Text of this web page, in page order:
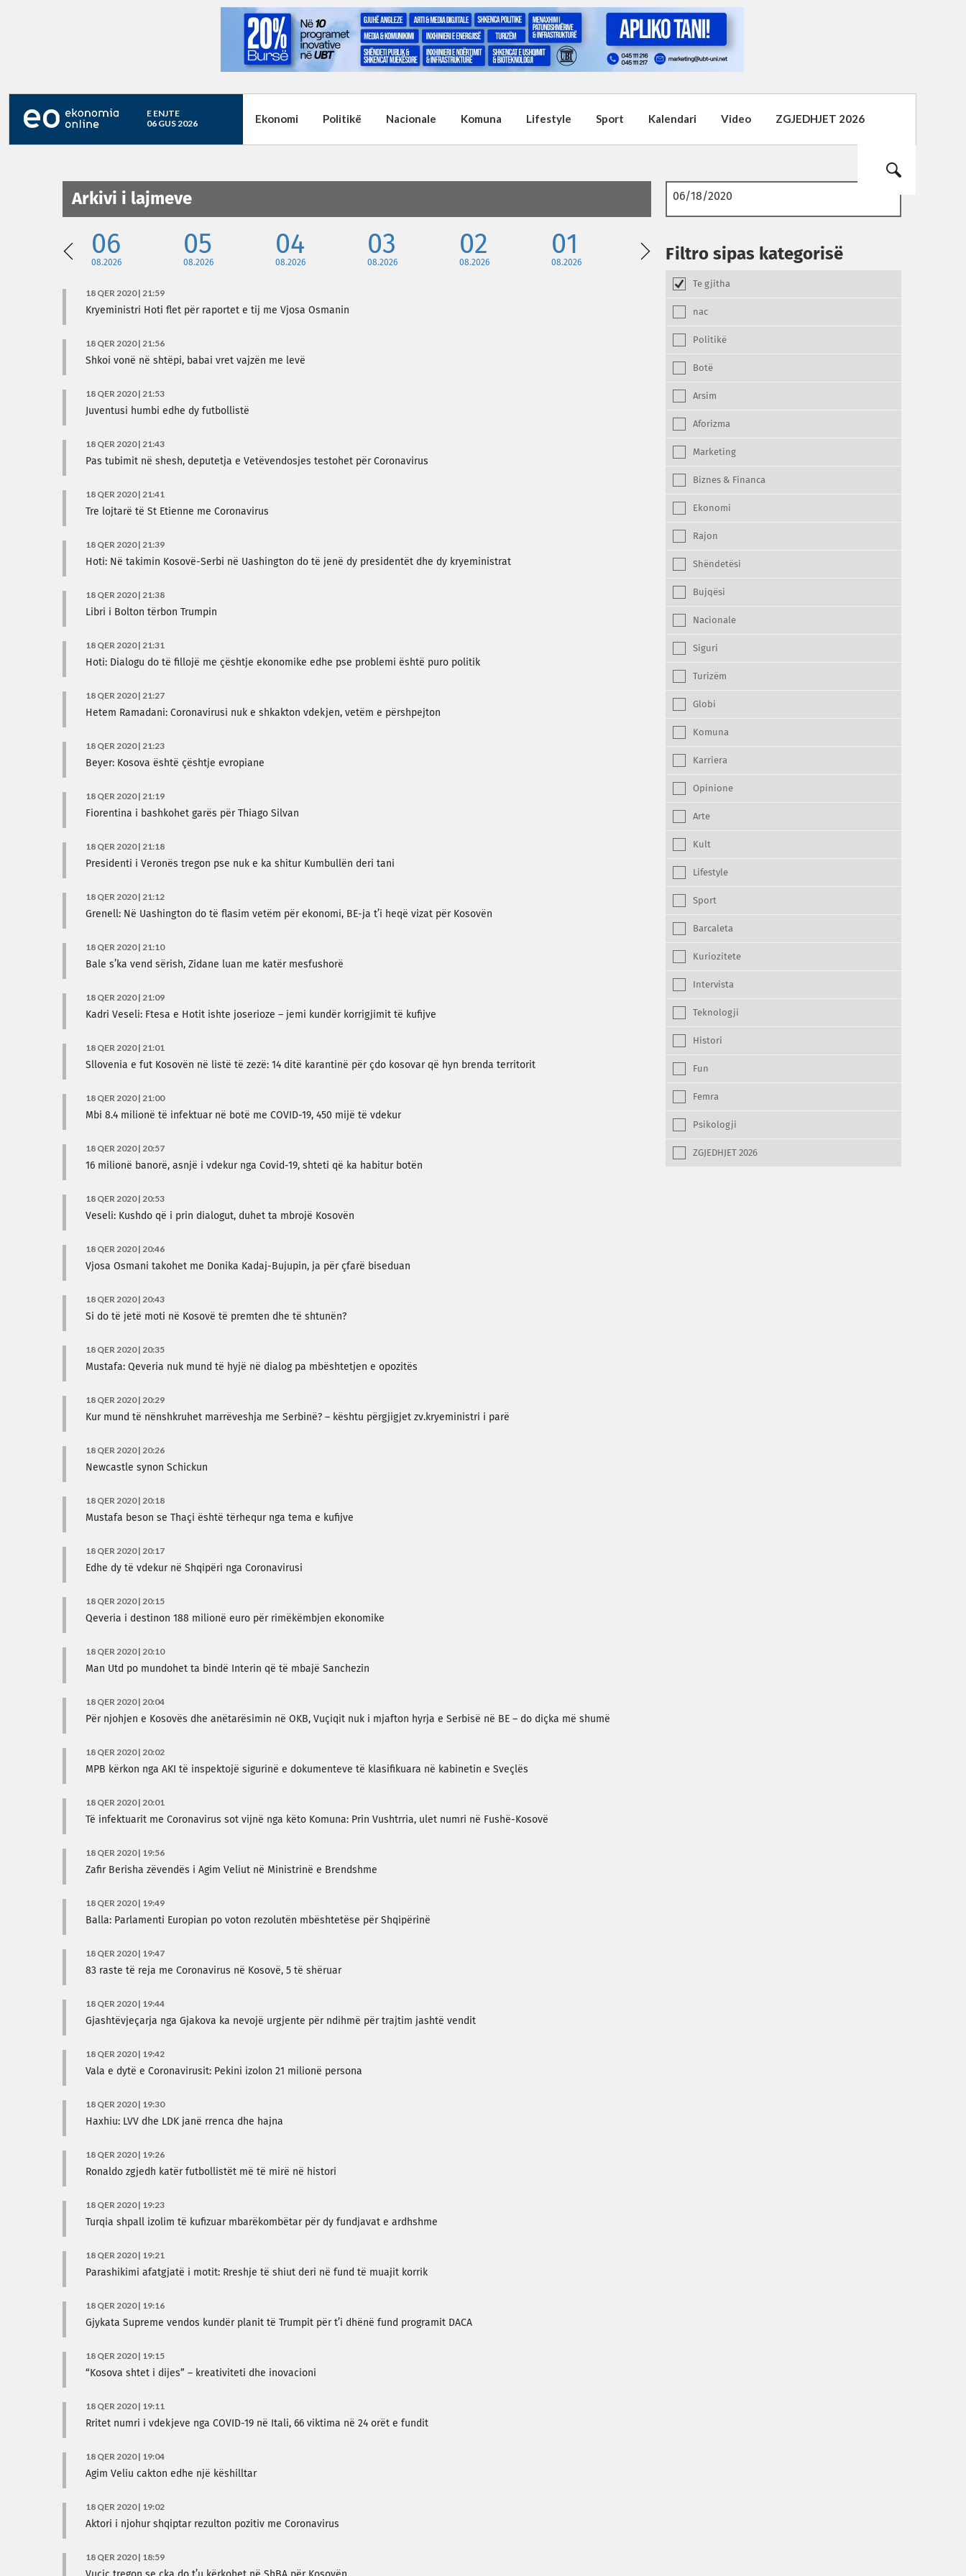
E ENJTE
06 GUS 2026
Ekonomi Politikë Nacionale Komuna Lifestyle Sport Kalendari Video ZGJEDHJET 2026
Arkivi i lajmeve
06
08.2026
05
08.2026
04
08.2026
03
08.2026
02
08.2026
01
08.2026
18 QER 2020 | 21:59
Kryeministri Hoti flet për raportet e tij me Vjosa Osmanin
18 QER 2020 | 21:56
Shkoi vonë në shtëpi, babai vret vajzën me levë
18 QER 2020 | 21:53
Juventusi humbi edhe dy futbollistë
18 QER 2020 | 21:43
Pas tubimit në shesh, deputetja e Vetëvendosjes testohet për Coronavirus
18 QER 2020 | 21:41
Tre lojtarë të St Etienne me Coronavirus
18 QER 2020 | 21:39
Hoti: Në takimin Kosovë-Serbi në Uashington do të jenë dy presidentët dhe dy kryeministrat
18 QER 2020 | 21:38
Libri i Bolton tërbon Trumpin
18 QER 2020 | 21:31
Hoti: Dialogu do të fillojë me çështje ekonomike edhe pse problemi është puro politik
18 QER 2020 | 21:27
Hetem Ramadani: Coronavirusi nuk e shkakton vdekjen, vetëm e përshpejton
18 QER 2020 | 21:23
Beyer: Kosova është çështje evropiane
18 QER 2020 | 21:19
Fiorentina i bashkohet garës për Thiago Silvan
18 QER 2020 | 21:18
Presidenti i Veronës tregon pse nuk e ka shitur Kumbullën deri tani
18 QER 2020 | 21:12
Grenell: Në Uashington do të flasim vetëm për ekonomi, BE-ja t’i heqë vizat për Kosovën
18 QER 2020 | 21:10
Bale s’ka vend sërish, Zidane luan me katër mesfushorë
18 QER 2020 | 21:09
Kadri Veseli: Ftesa e Hotit ishte joserioze – jemi kundër korrigjimit të kufijve
18 QER 2020 | 21:01
Sllovenia e fut Kosovën në listë të zezë: 14 ditë karantinë për çdo kosovar që hyn brenda territorit
18 QER 2020 | 21:00
Mbi 8.4 milionë të infektuar në botë me COVID-19, 450 mijë të vdekur
18 QER 2020 | 20:57
16 milionë banorë, asnjë i vdekur nga Covid-19, shteti që ka habitur botën
18 QER 2020 | 20:53
Veseli: Kushdo që i prin dialogut, duhet ta mbrojë Kosovën
18 QER 2020 | 20:46
Vjosa Osmani takohet me Donika Kadaj-Bujupin, ja për çfarë biseduan
18 QER 2020 | 20:43
Si do të jetë moti në Kosovë të premten dhe të shtunën?
18 QER 2020 | 20:35
Mustafa: Qeveria nuk mund të hyjë në dialog pa mbështetjen e opozitës
18 QER 2020 | 20:29
Kur mund të nënshkruhet marrëveshja me Serbinë? – kështu përgjigjet zv.kryeministri i parë
18 QER 2020 | 20:26
Newcastle synon Schickun
18 QER 2020 | 20:18
Mustafa beson se Thaçi është tërhequr nga tema e kufijve
18 QER 2020 | 20:17
Edhe dy të vdekur në Shqipëri nga Coronavirusi
18 QER 2020 | 20:15
Qeveria i destinon 188 milionë euro për rimëkëmbjen ekonomike
18 QER 2020 | 20:10
Man Utd po mundohet ta bindë Interin që të mbajë Sanchezin
18 QER 2020 | 20:04
Për njohjen e Kosovës dhe anëtarësimin në OKB, Vuçiqit nuk i mjafton hyrja e Serbisë në BE – do diçka më shumë
18 QER 2020 | 20:02
MPB kërkon nga AKI të inspektojë sigurinë e dokumenteve të klasifikuara në kabinetin e Sveçlës
18 QER 2020 | 20:01
Të infektuarit me Coronavirus sot vijnë nga këto Komuna: Prin Vushtrria, ulet numri në Fushë-Kosovë
18 QER 2020 | 19:56
Zafir Berisha zëvendës i Agim Veliut në Ministrinë e Brendshme
18 QER 2020 | 19:49
Balla: Parlamenti Europian po voton rezolutën mbështetëse për Shqipërinë
18 QER 2020 | 19:47
83 raste të reja me Coronavirus në Kosovë, 5 të shëruar
18 QER 2020 | 19:44
Gjashtëvjeçarja nga Gjakova ka nevojë urgjente për ndihmë për trajtim jashtë vendit
18 QER 2020 | 19:42
Vala e dytë e Coronavirusit: Pekini izolon 21 milionë persona
18 QER 2020 | 19:30
Haxhiu: LVV dhe LDK janë rrenca dhe hajna
18 QER 2020 | 19:26
Ronaldo zgjedh katër futbollistët më të mirë në histori
18 QER 2020 | 19:23
Turqia shpall izolim të kufizuar mbarëkombëtar për dy fundjavat e ardhshme
18 QER 2020 | 19:21
Parashikimi afatgjatë i motit: Rreshje të shiut deri në fund të muajit korrik
18 QER 2020 | 19:16
Gjykata Supreme vendos kundër planit të Trumpit për t’i dhënë fund programit DACA
18 QER 2020 | 19:15
“Kosova shtet i dijes” – kreativiteti dhe inovacioni
18 QER 2020 | 19:11
Rritet numri i vdekjeve nga COVID-19 në Itali, 66 viktima në 24 orët e fundit
18 QER 2020 | 19:04
Agim Veliu cakton edhe një këshilltar
18 QER 2020 | 19:02
Aktori i njohur shqiptar rezulton pozitiv me Coronavirus
18 QER 2020 | 18:59
Filtro sipas kategorisë
Te gjitha
nac
Politikë
Botë
Arsim
Aforizma
Marketing
Biznes & Financa
Ekonomi
Rajon
Shëndetësi
Bujqësi
Nacionale
Siguri
Turizëm
Globi
Komuna
Karriera
Opinione
Arte
Kult
Lifestyle
Sport
Barcaleta
Kuriozitete
Intervista
Teknologji
Histori
Fun
Femra
Psikologji
ZGJEDHJET 2026